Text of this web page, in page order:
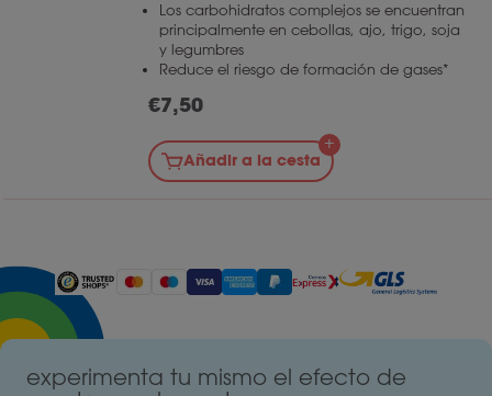
Los carbohidratos complejos se encuentran
principalmente en cebollas, ajo, trigo, soja
y legumbres
Reduce el riesgo de formación de gases*
€7,50
Añadir a la cesta
experimenta tu mismo el efecto de